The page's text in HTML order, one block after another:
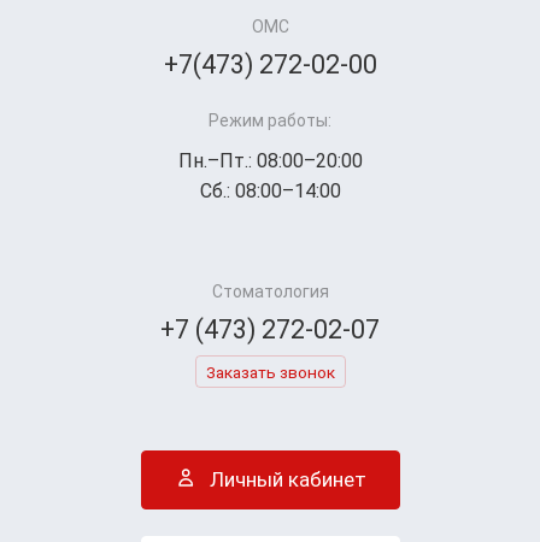
ОМС
+7(473) 272-02-00
Режим работы:
Пн.–Пт.: 08:00–20:00
Сб.: 08:00–14:00
Стоматология
+7 (473) 272-02-07
Заказать звонок
Личный кабинет